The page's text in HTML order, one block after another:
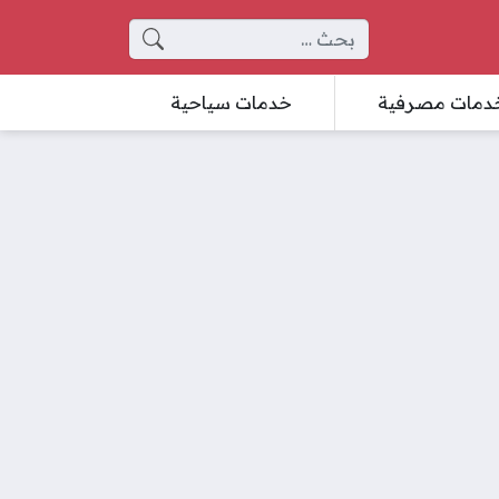
البحث عن:
مصرفية خدمات سياحية